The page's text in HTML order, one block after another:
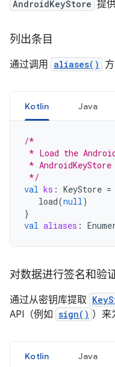
AndroidKeyStore 提
列出条目
通过调用 aliases()
Kotlin Java
/*
* Load the
*
*/
val ks : KeyStore =
load(null)
}
val aliases :
对数据进行签名和验
通过从密钥库提取
API（例如 sign() ）来
Kotlin Java